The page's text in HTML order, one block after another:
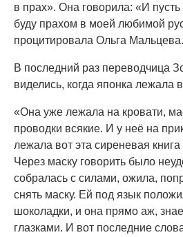
в прах». Она говорила: «И пусть
буду прахом в моей любимой
процитировала Ольга Мальцева.
В последний раз переводчица
виделись, когда японка лежала
«Она уже лежала на кровати,
проводки всякие. И у неё на
лежала вот эта сиреневая
Через маску говорить было
собралась с силами, ожила,
снять маску. Ей под язык
шоколадки, и она прямо аж,
глазками. И вот последние